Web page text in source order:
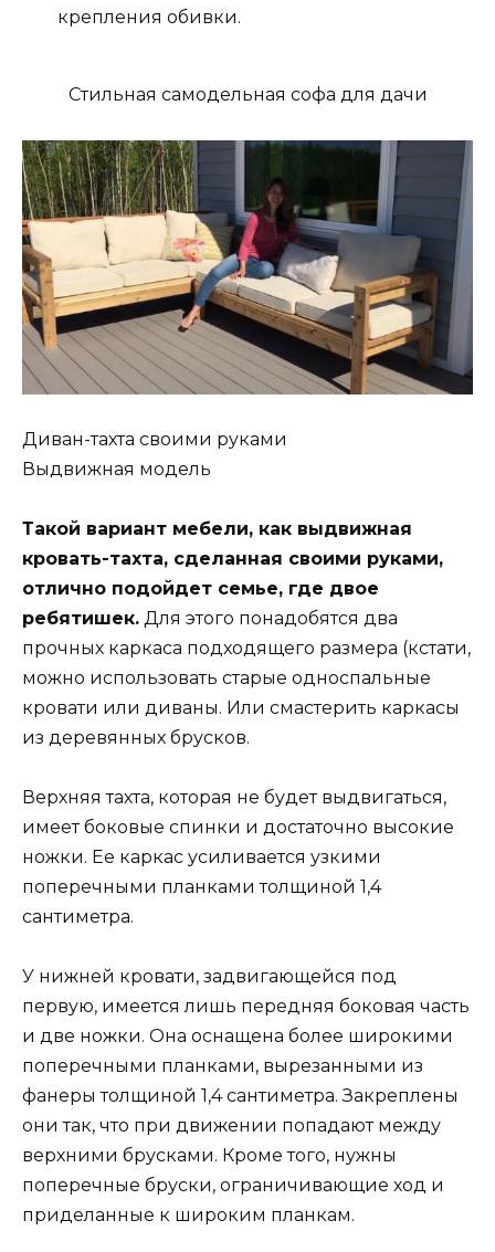
крепления обивки.
Стильная самодельная софа для дачи
Диван-тахта своими руками
Выдвижная модель
Такой вариант мебели, как выдвижная
кровать-тахта, сделанная своими руками,
отлично подойдет семье, где двое
ребятишек. Для этого понадобятся два
прочных каркаса подходящего размера (кстати,
можно использовать старые односпальные
кровати или диваны. Или смастерить каркасы
из деревянных брусков.
Верхняя тахта, которая не будет выдвигаться,
имеет боковые спинки и достаточно высокие
ножки. Ее каркас усиливается узкими
поперечными планками толщиной 1,4
сантиметра.
У нижней кровати, задвигающейся под
первую, имеется лишь передняя боковая часть
и две ножки. Она оснащена более широкими
поперечными планками, вырезанными из
фанеры толщиной 1,4 сантиметра. Закреплены
они так, что при движении попадают между
верхними брусками. Кроме того, нужны
поперечные бруски, ограничивающие ход и
приделанные к широким планкам.